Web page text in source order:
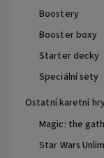
Boostery
Booster boxy
Starter decky
Speciální sety
Ostatní karetní
Magic: the
Star Wars